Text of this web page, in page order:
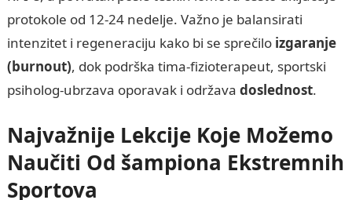
protokole od 12-24 nedelje. Važno je balansirati
intenzitet i regeneraciju kako bi se sprečilo izgaranje
(burnout), dok podrška tima-fizioterapeut, sportski
psiholog-ubrzava oporavak i održava doslednost.
Najvažnije Lekcije Koje Možemo
Naučiti Od šampiona Ekstremnih
Sportova